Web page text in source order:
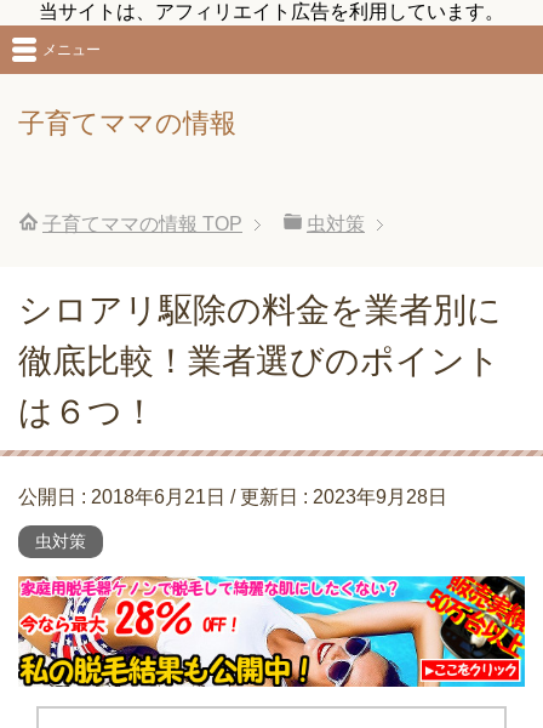
当サイトは、アフィリエイト広告を利用しています。
子育てママの情報
メニュー
子育てママの情報 TOP 虫対策
シロアリ駆除の料金を業者別に
徹底比較！業者選びのポイント
は６つ！
公開日 : 2018年6月21日 / 更新日 : 2023年9月28日
虫対策